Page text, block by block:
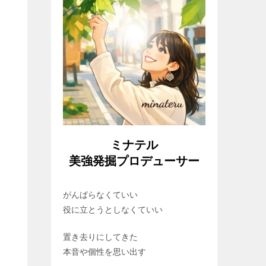
ミナテル
美強発掘プロデューサー
がんばらなくていい
役に立とうとしなくていい
置き去りにしてきた
本音や個性を思い出す